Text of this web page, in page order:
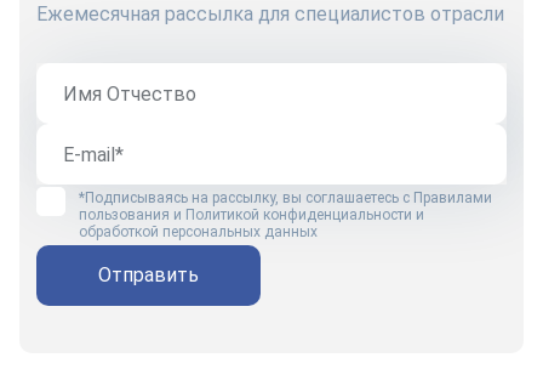
Ежемесячная рассылка для специалистов отрасли
*Подписываясь на рассылку, вы соглашаетесь с Правилами
пользования и Политикой конфиденциальности и
обработкой персональных данных
Отправить